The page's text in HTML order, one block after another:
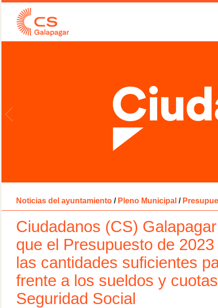
Noticias del ayuntamiento / Pleno Municipal /
Ciudadanos (CS)
que el Presupuesto de
las cantidades suficientes
frente a los sueldos y
Seguridad Social